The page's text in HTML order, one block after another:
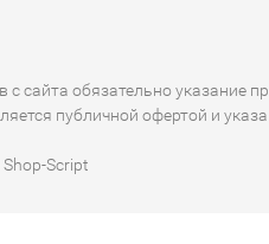
сайта обязательно указание
публичной офертой и
Script